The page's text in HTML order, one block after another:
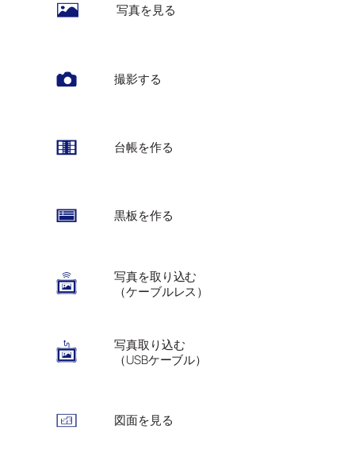
写真を見る
撮影する
台帳を作る
黒板を作る
写真を取り込む
（ケーブルレス）
写真取り込む
（USBケーブル）
図面を見る